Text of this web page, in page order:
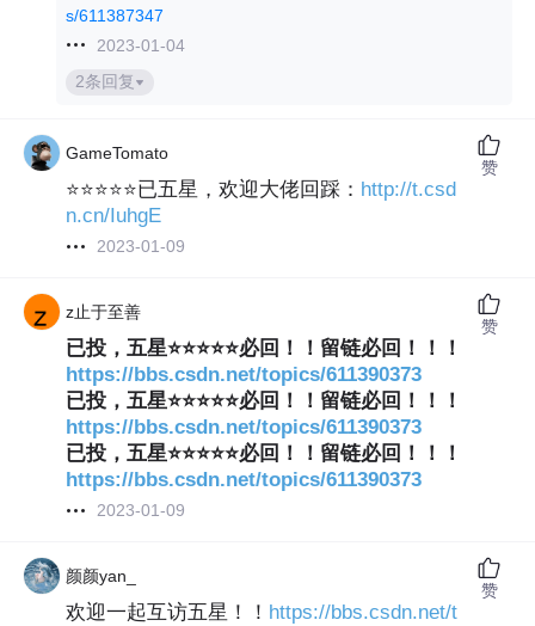
s/611387347
2023-01-04
2条回复
GameTomato
⭐⭐⭐⭐⭐已五星，欢迎大佬回踩： http://t.csd
n.cn/IuhgE
2023-01-09
赞
z止于至善
已投，五星⭐⭐⭐⭐⭐必回！！留链必回！！！
https://bbs.csdn.net/topics/611390373
已投，五星⭐⭐⭐⭐⭐必回！！留链必回！！！
https://bbs.csdn.net/topics/611390373
已投，五星⭐⭐⭐⭐⭐必回！！留链必回！！！
https://bbs.csdn.net/topics/611390373
2023-01-09
赞
颜颜yan_
欢迎一起互访五星！！ https://bbs.csdn.net/t
赞